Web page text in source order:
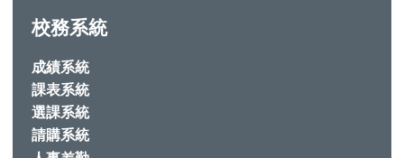
校務系統
成績系統
課表系統
選課系統
請購系統